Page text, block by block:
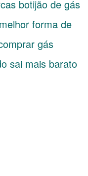
botijão de gás
forma de
gás
sai mais barato